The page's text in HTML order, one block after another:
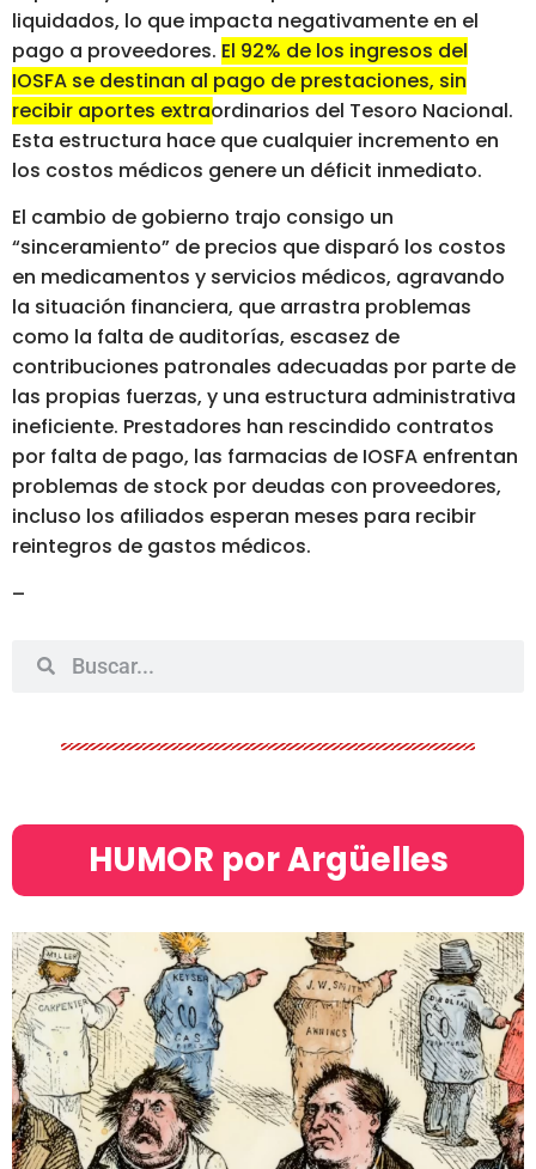
liquidados, lo que impacta negativamente en el
pago a proveedores. El 92% de los ingresos del
IOSFA se destinan al pago de prestaciones, sin
recibir aportes extraordinarios del Tesoro Nacional.
Esta estructura hace que cualquier incremento en
los costos médicos genere un déficit inmediato.
El cambio de gobierno trajo consigo un
“sinceramiento” de precios que disparó los costos
en medicamentos y servicios médicos, agravando
la situación financiera, que arrastra problemas
como la falta de auditorías, escasez de
contribuciones patronales adecuadas por parte de
las propias fuerzas, y una estructura administrativa
ineficiente. Prestadores han rescindido contratos
por falta de pago, las farmacias de IOSFA enfrentan
problemas de stock por deudas con proveedores,
incluso los afiliados esperan meses para recibir
reintegros de gastos médicos.
–
HUMOR por Argüelles​